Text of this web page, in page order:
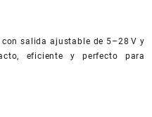
con salida ajustable de 5–28 V y
eficiente y perfecto para